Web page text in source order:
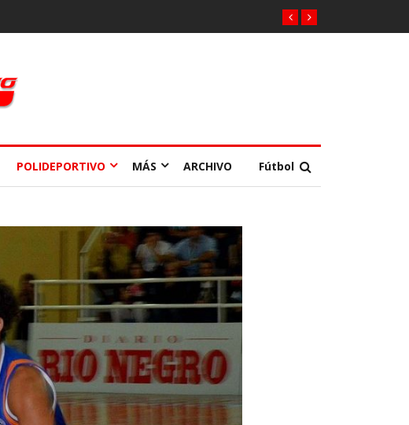
POLIDEPORTIVO MÁS ARCHIVO Fútbol